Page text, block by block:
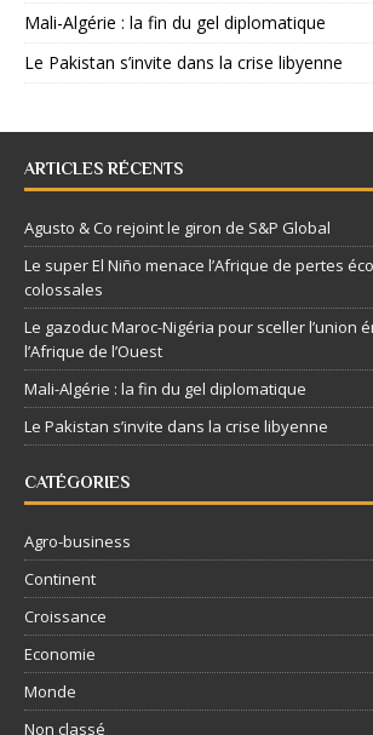
Mali-Algérie : la fin du gel diplomatique
Le Pakistan s’invite dans la crise libyenne
ARTICLES RÉCENTS
Agusto & Co rejoint le giron de S&P Global
Le super El Niño menace l’Afrique de pertes
colossales
Le gazoduc Maroc-Nigéria pour sceller l’union
l’Afrique de l’Ouest
Mali-Algérie : la fin du gel diplomatique
Le Pakistan s’invite dans la crise libyenne
CATÉGORIES
Agro-business
Continent
Croissance
Economie
Monde
Non classé